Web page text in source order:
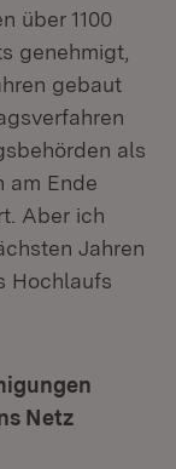
über 1100
genehmigt,
gebaut
als
am Ende
Aber ich
Jahren
Hochlaufs
Netz